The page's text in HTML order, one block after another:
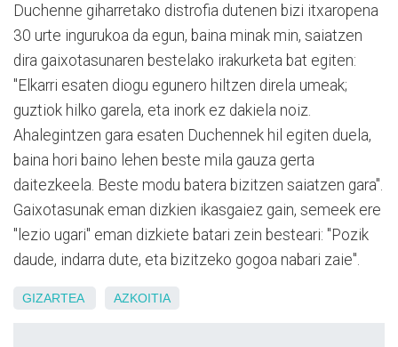
Duchenne giharretako distrofia dutenen bizi itxaropena
30 urte ingurukoa da egun, baina minak min, saiatzen
dira gaixotasunaren bestelako irakurketa bat egiten:
"Elkarri esaten diogu egunero hiltzen direla umeak;
guztiok hilko garela, eta inork ez dakiela noiz.
Ahalegintzen gara esaten Duchennek hil egiten duela,
baina hori baino lehen beste mila gauza gerta
daitezkeela. Beste modu batera bizitzen saiatzen gara".
Gaixotasunak eman dizkien ikasgaiez gain, semeek ere
"lezio ugari" eman dizkiete batari zein besteari: "Pozik
daude, indarra dute, eta bizitzeko gogoa nabari zaie".
GIZARTEA AZKOITIA